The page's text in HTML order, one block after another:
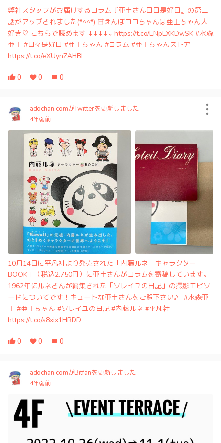
弊社スタッフがお届けするコラム『亜土さん日日是好日』の第三
話がアップされました(*^^*) 甘えんぼココちゃんは亜土ちゃん大
好き♡ こちらで読めます ↓↓↓↓↓ https://t.co/ENpLXKDwSK #水森
亜土 #日々是好日 #亜土ちゃん #コラム #亜土ちゃんストア
https://t.co/eXUynZAHBL
0 0 0
adochan.comがTwitterを更新しました
4年弱前
10月14日に平凡社より発売された「内藤ルネ キャラクター
BOOK」（税込2.750円）に亜土さんがコラムを寄稿しています。
1962年にルネさんが編集された「ソレイユの日記」の撮影エピソ
ードについてです！キュートな亜土さんをご覧下さい♪ #水森亜
土 #亜土ちゃん #ソレイユの日記 #内藤ルネ #平凡社
https://t.co/s8xix1HRDD
0 0 0
adochan.comがBitfanを更新しました
4年弱前